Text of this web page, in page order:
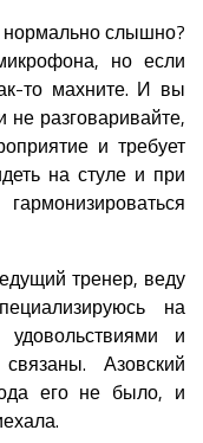
нормально слышно?
но если
то махните. И вы
разговаривайте,
и требует
на стуле и при
тренер, веду
на
и
Азовский
его не было, и